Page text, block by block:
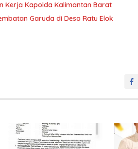
Kerja Kapolda Kalimantan Barat
Garuda di Desa Ratu Elok